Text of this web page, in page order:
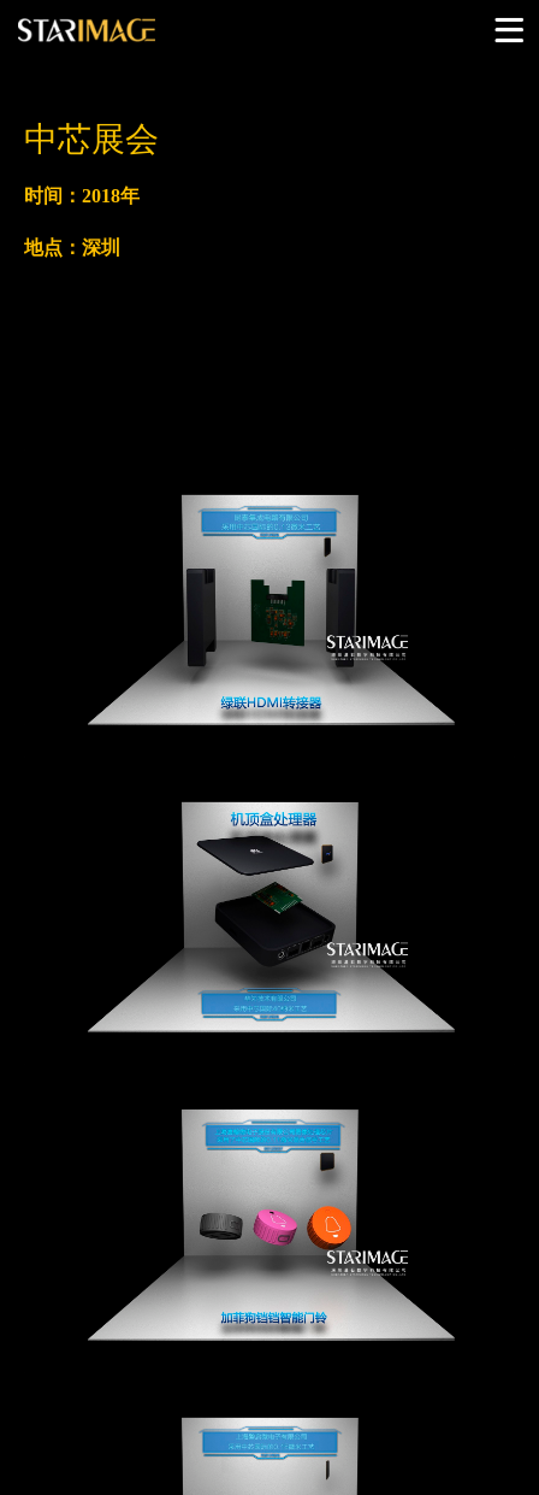
中芯展会
时间：2018年
地点：深圳